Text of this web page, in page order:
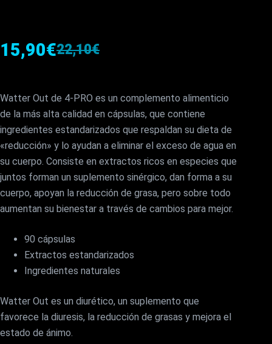
22,10€
precio
original
era:
22,10€.
15,90€
precio
actual
es:
15,90€.
Watter Out de 4-PRO es un complemento alimenticio
de la más alta calidad en cápsulas, que contiene
ingredientes estandarizados que respaldan su dieta de
«reducción» y lo ayudan a eliminar el exceso de agua en
su cuerpo. Consiste en extractos ricos en especies que
juntos forman un suplemento sinérgico, dan forma a su
cuerpo, apoyan la reducción de grasa, pero sobre todo
aumentan su bienestar a través de cambios para mejor.
90 cápsulas
Extractos estandarizados
Ingredientes naturales
Watter Out es un diurético, un suplemento que
favorece la diuresis, la reducción de grasas y mejora el
estado de ánimo.